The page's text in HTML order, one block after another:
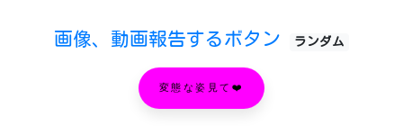
画像、動画報告するボタン ランダム
変態な姿見て❤️